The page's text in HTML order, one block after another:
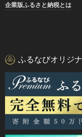
企業版ふるさと納税とは
ふるなびオリジ